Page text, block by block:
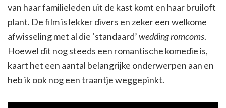
van haar familieleden uit de kast komt en haar bruiloft
plant. De film is lekker divers en zeker een welkome
afwisseling met al die ‘standaard’wedding romcoms.
Hoewel dit nog steeds een romantische komedie is,
kaart het een aantal belangrijke onderwerpen aan en
heb ik ook nog een traantje weggepinkt.